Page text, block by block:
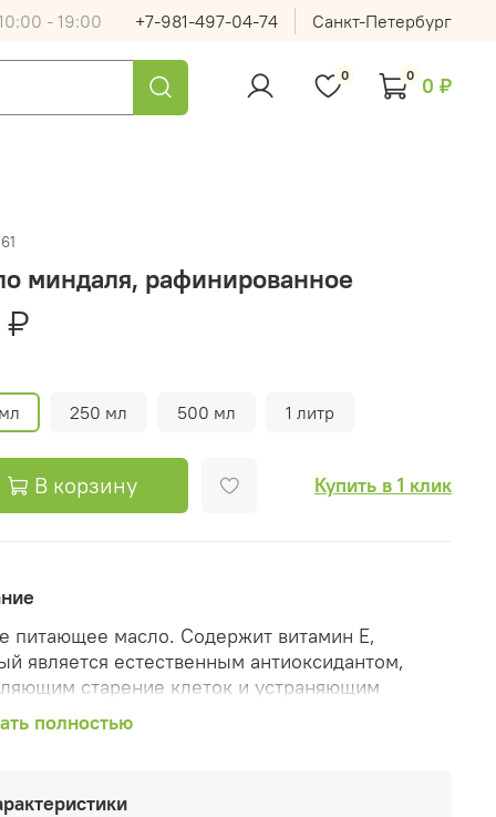
- 19:00 +7-981-497-04-74 Санкт-Петербург
0 0 0 ₽
миндаля, рафинированное
₽
250 мл 500 мл 1 литр
В корзину Купить в 1 клик
питающее масло. Содержит витамин Е,
является естественным антиоксидантом,
старение клеток и устраняющим
процессы на коже, а также витамин F,
нормализует функцию сальных желез и
полностью